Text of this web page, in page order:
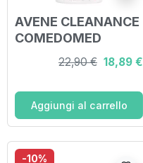
AVENE CLEANANCE
COMEDOMED
CONCENTRATO 30
22,90 € 18,89 €
Aggiungi al carrello
-10%